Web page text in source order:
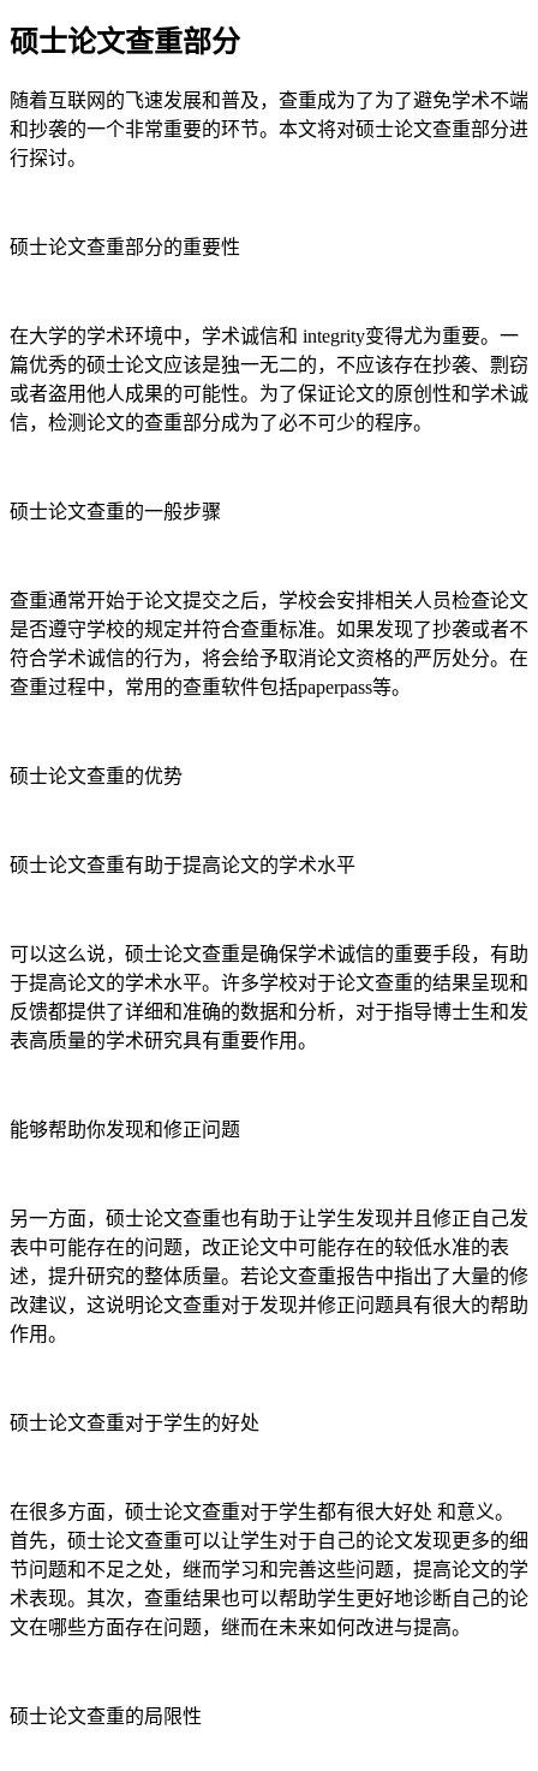
硕士论文查重部分
随着互联网的飞速发展和普及，查重成为了为了避免学术不端
和抄袭的一个非常重要的环节。本文将对硕士论文查重部分进
行探讨。
硕士论文查重部分的重要性
在大学的学术环境中，学术诚信和 integrity变得尤为重要。一
篇优秀的硕士论文应该是独一无二的，不应该存在抄袭、剽窃
或者盗用他人成果的可能性。为了保证论文的原创性和学术诚
信，检测论文的查重部分成为了必不可少的程序。
硕士论文查重的一般步骤
查重通常开始于论文提交之后，学校会安排相关人员检查论文
是否遵守学校的规定并符合查重标准。如果发现了抄袭或者不
符合学术诚信的行为，将会给予取消论文资格的严厉处分。在
查重过程中，常用的查重软件包括paperpass等。
硕士论文查重的优势
硕士论文查重有助于提高论文的学术水平
可以这么说，硕士论文查重是确保学术诚信的重要手段，有助
于提高论文的学术水平。许多学校对于论文查重的结果呈现和
反馈都提供了详细和准确的数据和分析，对于指导博士生和发
表高质量的学术研究具有重要作用。
能够帮助你发现和修正问题
另一方面，硕士论文查重也有助于让学生发现并且修正自己发
表中可能存在的问题，改正论文中可能存在的较低水准的表
述，提升研究的整体质量。若论文查重报告中指出了大量的修
改建议，这说明论文查重对于发现并修正问题具有很大的帮助
作用。
硕士论文查重对于学生的好处
在很多方面，硕士论文查重对于学生都有很大好处 和意义。
首先，硕士论文查重可以让学生对于自己的论文发现更多的细
节问题和不足之处，继而学习和完善这些问题，提高论文的学
术表现。其次，查重结果也可以帮助学生更好地诊断自己的论
文在哪些方面存在问题，继而在未来如何改进与提高。
硕士论文查重的局限性